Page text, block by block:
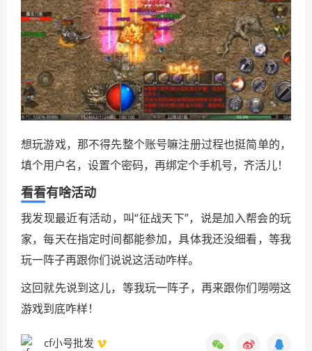
想玩游戏，那不得先整个账号嘛注册过程也挺简单的，
填个用户名，设置个密码，再绑定个手机号，齐活儿！
看看有啥活动
我发现最近有活动，叫“征战天下”，说是加入帮会的玩
家，每天在指定时间都能参加，具体我还没细看，等我
玩一阵子再跟你们说说这活动咋样。
这回就先说到这儿，等我玩一阵子，再来跟你们嘮嘮这
游戏到底咋样！
cf小号批发